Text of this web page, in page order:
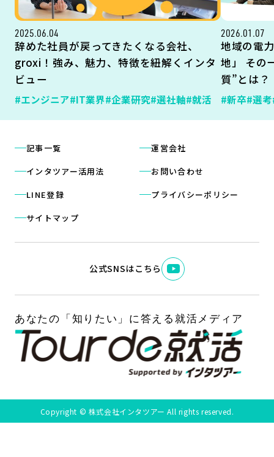
2025.06.04
辞めた社員が戻ってきたくなる会社、
groxi！強み、魅力、特徴を紐解くインタ
ビュー
#エンジニア#IT業界#企業研究#選社軸#就活
2026.01.07
地域の電
地」 その
質”とは？
#新卒#選考
記事一覧
インタツアー活用法
LINE登録
サイトマップ
運営会社
お問い合わせ
プライバシーポリシー
公式SNSはこちら
Copyright © 株式会社インタツアー All rights reserved.